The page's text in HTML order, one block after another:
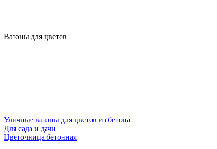
Вазоны для цветов
Уличные вазоны для цветов из бетона
Для сада и дачи
Цветочница бетонная